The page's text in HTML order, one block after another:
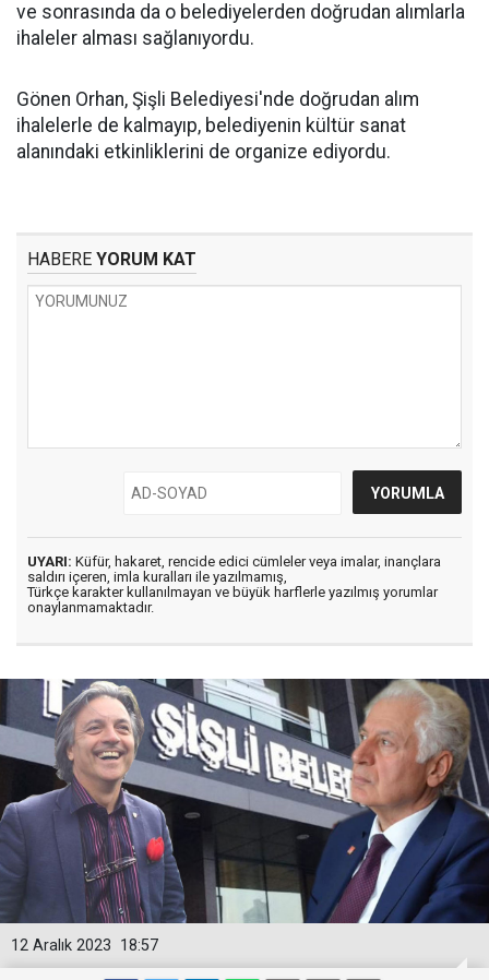
ve sonrasında da o belediyelerden doğrudan alımlarla
ihaleler alması sağlanıyordu.
Gönen Orhan, Şişli Belediyesi'nde doğrudan alım
ihalelerle de kalmayıp, belediyenin kültür sanat
alanındaki etkinliklerini de organize ediyordu.
HABERE YORUM KAT
UYARI: Küfür, hakaret, rencide edici cümleler veya imalar, inançlara
saldırı içeren, imla kuralları ile yazılmamış,
Türkçe karakter kullanılmayan ve büyük harflerle yazılmış yorumlar
onaylanmamaktadır.
18:57
12 Aralık 2023